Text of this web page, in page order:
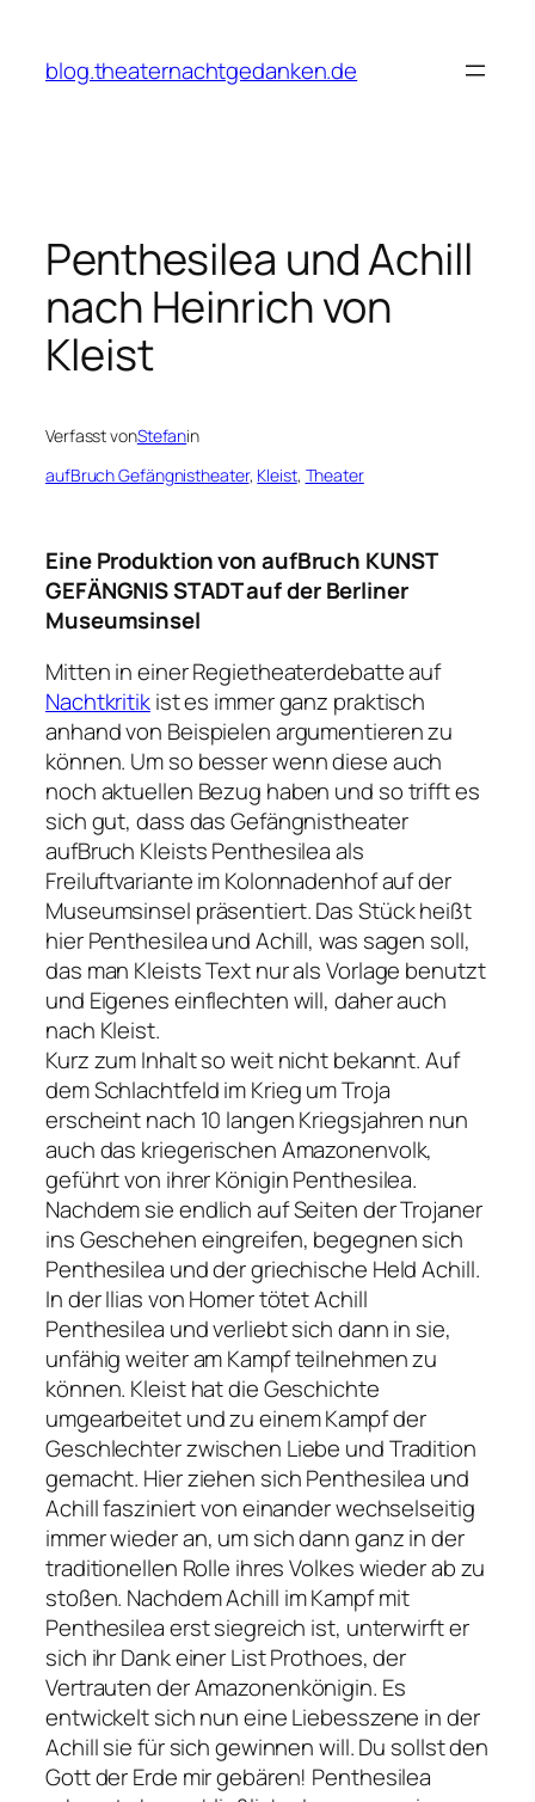
springen
blog.theaternachtgedanken.de
Penthesilea und Achill
nach Heinrich von
Kleist
Verfasst vonStefanin
aufBruch Gefängnistheater, Kleist, Theater
Eine Produktion von aufBruch KUNST
GEFÄNGNIS STADT auf der Berliner
Museumsinsel
Mitten in einer Regietheaterdebatte auf
Nachtkritikist es immer ganz praktisch
anhand von Beispielen argumentieren zu
können. Um so besser wenn diese auch
noch aktuellen Bezug haben und so trifft es
sich gut, dass das Gefängnistheater
aufBruch Kleists Penthesilea als
Freiluftvariante im Kolonnadenhof auf der
Museumsinsel präsentiert. Das Stück heißt
hier Penthesilea und Achill, was sagen soll,
das man Kleists Text nur als Vorlage benutzt
und Eigenes einflechten will, daher auch
nach Kleist.
Kurz zum Inhalt so weit nicht bekannt. Auf
dem Schlachtfeld im Krieg um Troja
erscheint nach 10 langen Kriegsjahren nun
auch das kriegerischen Amazonenvolk,
geführt von ihrer Königin Penthesilea.
Nachdem sie endlich auf Seiten der Trojaner
ins Geschehen eingreifen, begegnen sich
Penthesilea und der griechische Held Achill.
In der Ilias von Homer tötet Achill
Penthesilea und verliebt sich dann in sie,
unfähig weiter am Kampf teilnehmen zu
können. Kleist hat die Geschichte
umgearbeitet und zu einem Kampf der
Geschlechter zwischen Liebe und Tradition
gemacht. Hier ziehen sich Penthesilea und
Achill fasziniert von einander wechselseitig
immer wieder an, um sich dann ganz in der
traditionellen Rolle ihres Volkes wieder ab zu
stoßen. Nachdem Achill im Kampf mit
Penthesilea erst siegreich ist, unterwirft er
sich ihr Dank einer List Prothoes, der
Vertrauten der Amazonenkönigin. Es
entwickelt sich nun eine Liebesszene in der
Achill sie für sich gewinnen will.Du sollst den
Gott der Erde mir gebären! Penthesilea